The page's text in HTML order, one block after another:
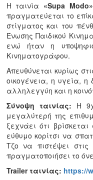
Η ταινία «Supa
πραγματεύεται το
στίγματος και του
Ένωσης Παιδικού
ενώ ήταν η
Κινηματογράφου.
Απευθύνεται κυρίως
οικογένεια, η υγεία, η
αλληλεγγύη και η
Σύνοψη ταινίας: Η
μεγαλύτερή της
ξεχνάει ότι
εύθυμο κορίτσι να
Τζο να πιστέψει
πραγματοποιήσει το
Trailer ταινίας: https://